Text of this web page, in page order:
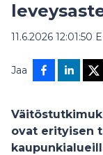
11.6.2026 12:01:50
Jaa
ovat erityisen